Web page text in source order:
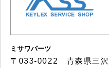
ミサワパーツ
〒033-0022 青森県三沢